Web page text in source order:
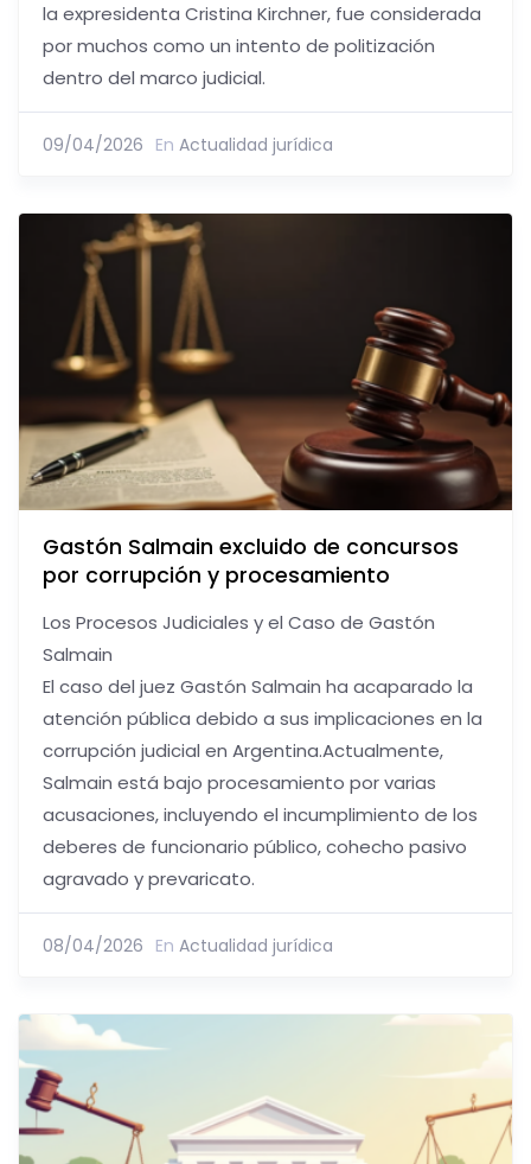
la expresidenta Cristina Kirchner, fue considerada
por muchos como un intento de politización
dentro del marco judicial.
09/04/2026 En Actualidad jurídica
Gastón Salmain excluido de concursos
por corrupción y procesamiento
Los Procesos Judiciales y el Caso de Gastón
Salmain
El caso del juez Gastón Salmain ha acaparado la
atención pública debido a sus implicaciones en la
corrupción judicial en Argentina.Actualmente,
Salmain está bajo procesamiento por varias
acusaciones, incluyendo el incumplimiento de los
deberes de funcionario público, cohecho pasivo
agravado y prevaricato.
08/04/2026 En Actualidad jurídica